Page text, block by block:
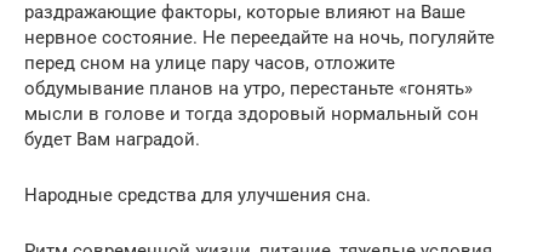
раздражающие факторы, которые влияют на Ваше
нервное состояние. Не переедайте на ночь, погуляйте
перед сном на улице пару часов, отложите
обдумывание планов на утро, перестаньте «гонять»
мысли в голове и тогда здоровый нормальный сон
будет Вам наградой.
Народные средства для улучшения сна.